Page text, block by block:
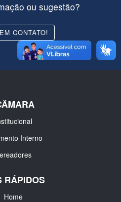
ou sugestão?
CONTATO!
Interno
RÁPIDOS
Home